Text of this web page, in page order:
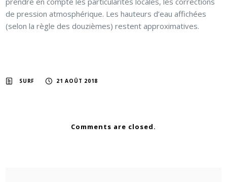
de pression atmosphérique. Les hauteurs d’eau affichées
(selon la règle des douzièmes) restent approximatives.
SURF 21 AOÛT 2018
Comments are closed.